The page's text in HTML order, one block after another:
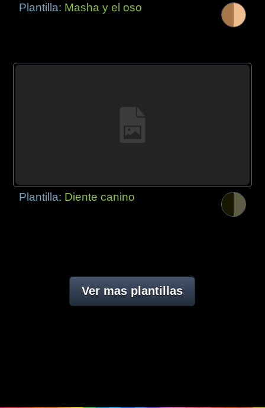
Plantilla: Masha y el oso
Plantilla: Diente canino
Ver mas plantillas